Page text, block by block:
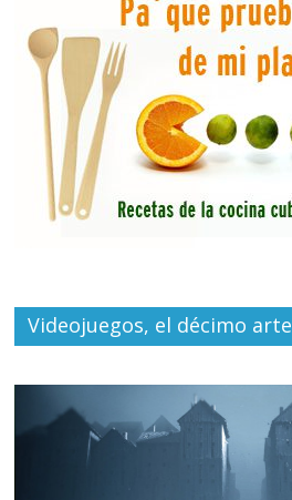
Videojuegos, el décimo arte